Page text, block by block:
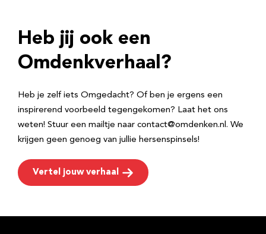
r
e
Heb jij ook een
Omdenkverhaal?
Heb je zelf iets Omgedacht? Of ben je ergens een
inspirerend voorbeeld tegengekomen? Laat het ons
weten! Stuur een mailtje naar contact@omdenken.nl. We
krijgen geen genoeg van jullie hersenspinsels!
Vertel jouw verhaal